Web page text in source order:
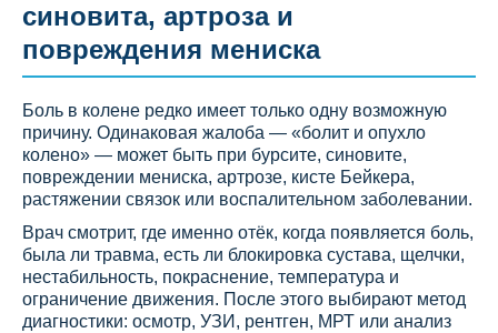
синовита, артроза и
повреждения мениска
Боль в колене редко имеет только одну возможную
причину. Одинаковая жалоба — «болит и опухло
колено» — может быть при бурсите, синовите,
повреждении мениска, артрозе, кисте Бейкера,
растяжении связок или воспалительном заболевании.
Врач смотрит, где именно отёк, когда появляется боль,
была ли травма, есть ли блокировка сустава, щелчки,
нестабильность, покраснение, температура и
ограничение движения. После этого выбирают метод
диагностики: осмотр, УЗИ, рентген, МРТ или анализ